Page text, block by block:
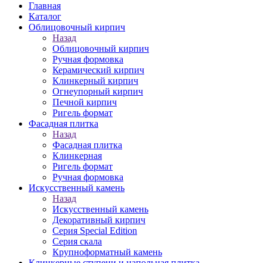
Главная
Каталог
Облицовочный кирпич
Назад
Облицовочный кирпич
Ручная формовка
Керамический кирпич
Клинкерный кирпич
Огнеупорный кирпич
Печной кирпич
Ригель формат
Фасадная плитка
Назад
Фасадная плитка
Клинкерная
Ригель формат
Ручная формовка
Искусственный камень
Назад
Искусственный камень
Декоративный кирпич
Серия Special Edition
Серия скала
Крупноформатный камень